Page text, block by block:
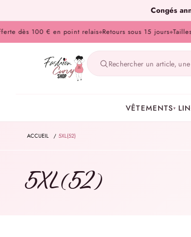
Congés
dès 100 € en point relais◆Retours sous 15 jours◆Tailles
VÊTEMENTS▾
ACCUEIL / 5XL(52)
5XL(52)